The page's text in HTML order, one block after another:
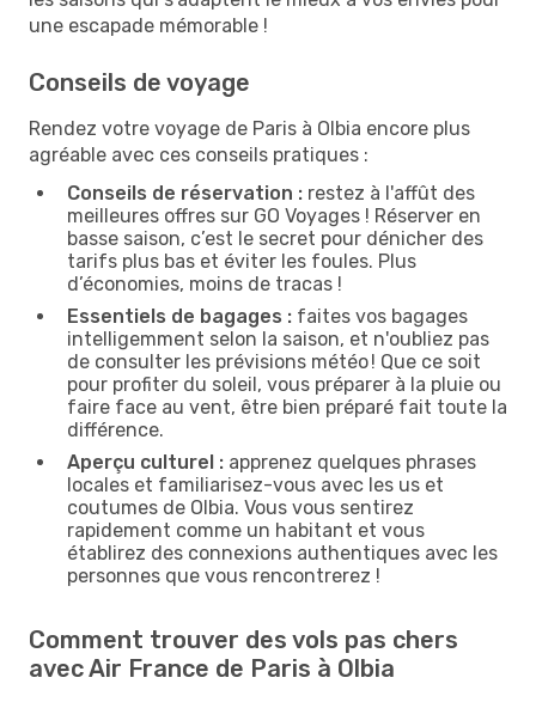
une escapade mémorable !
Conseils de voyage
Rendez votre voyage de Paris à Olbia encore plus
agréable avec ces conseils pratiques :
Conseils de réservation : restez à l'affût des
meilleures offres sur GO Voyages ! Réserver en
basse saison, c’est le secret pour dénicher des
tarifs plus bas et éviter les foules. Plus
d’économies, moins de tracas !
Essentiels de bagages : faites vos bagages
intelligemment selon la saison, et n'oubliez pas
de consulter les prévisions météo ! Que ce soit
pour profiter du soleil, vous préparer à la pluie ou
faire face au vent, être bien préparé fait toute la
différence.
Aperçu culturel : apprenez quelques phrases
locales et familiarisez-vous avec les us et
coutumes de Olbia. Vous vous sentirez
rapidement comme un habitant et vous
établirez des connexions authentiques avec les
personnes que vous rencontrerez !
Comment trouver des vols pas chers
avec Air France de Paris à Olbia